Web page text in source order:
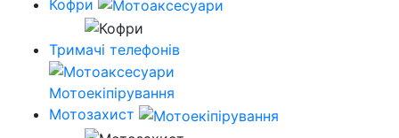
Кофри
Тримачі телефонів
Мотоекіпірування
Мотозахист